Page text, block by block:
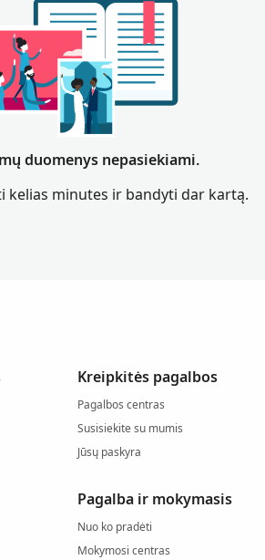
duomenys nepasiekiami.
kelias minutes ir bandyti dar kartą.
Kreipkitės pagalbos
Pagalbos centras
Susisiekite su mumis
Jūsų paskyra
Pagalba ir mokymasis
Nuo ko pradėti
Mokymosi centras